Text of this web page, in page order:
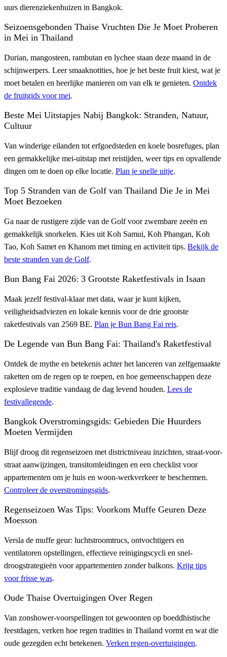
uurs dierenziekenhuizen in Bangkok.
Seizoensgebonden Thaise Vruchten Die Je Moet Proberen
in Mei in Thailand
Durian, mangosteen, rambutan en lychee staan deze maand in de
schijnwerpers. Leer smaaknotities, hoe je het beste fruit kiest, wat je
moet betalen en heerlijke manieren om van elk te genieten. Ontdek
de fruitgids voor mei.
Beste Mei Uitstapjes Nabij Bangkok: Stranden, Natuur,
Cultuur
Van winderige eilanden tot erfgoedsteden en koele bosrefuges, plan
een gemakkelijke mei-uitstap met reistijden, weer tips en opvallende
dingen om te doen op elke locatie. Plan je snelle uitje.
Top 5 Stranden van de Golf van Thailand Die Je in Mei
Moet Bezoeken
Ga naar de rustigere zijde van de Golf voor zwembare zeeën en
gemakkelijk snorkelen. Kies uit Koh Samui, Koh Phangan, Koh
Tao, Koh Samet en Khanom met timing en activiteit tips. Bekijk de
beste stranden van de Golf.
Bun Bang Fai 2026: 3 Grootste Raketfestivals in Isaan
Maak jezelf festival-klaar met data, waar je kunt kijken,
veiligheidsadviezen en lokale kennis voor de drie grootste
raketfestivals van 2569 BE. Plan je Bun Bang Fai reis.
De Legende van Bun Bang Fai: Thailand's Raketfestival
Ontdek de mythe en betekenis achter het lanceren van zelfgemaakte
raketten om de regen op te roepen, en hoe gemeenschappen deze
explosieve traditie vandaag de dag levend houden. Lees de
festivallegende.
Bangkok Overstromingsgids: Gebieden Die Huurders
Moeten Vermijden
Blijf droog dit regenseizoen met districtniveau inzichten, straat-voor-
straat aanwijzingen, transitomleidingen en een checklist voor
appartementen om je huis en woon-werkverkeer te beschermen.
Controleer de overstromingsgids.
Regenseizoen Was Tips: Voorkom Muffe Geuren Deze
Moesson
Versla de muffe geur: luchtstroomtrucs, ontvochtigers en
ventilatoren opstellingen, effectieve reinigingscycli en snel-
droogstrategieën voor appartementen zonder balkons. Krijg tips
voor frisse was.
Oude Thaise Overtuigingen Over Regen
Van zonshower-voorspellingen tot gewoonten op boeddhistische
feestdagen, verken hoe regen tradities in Thailand vormt en wat die
oude gezegden echt betekenen. Verken regen-overtuigingen.